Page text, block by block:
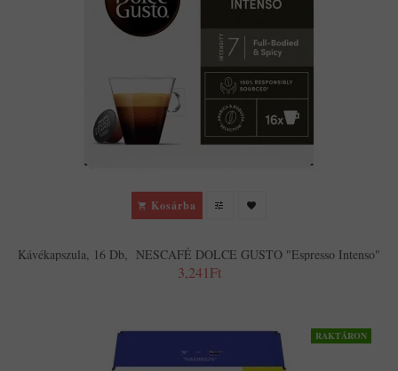
Kosárba
Kávékapszula, 16 Db, NESCAFÉ DOLCE GUSTO "Espresso Intenso"
3,241Ft
RAKTÁRON